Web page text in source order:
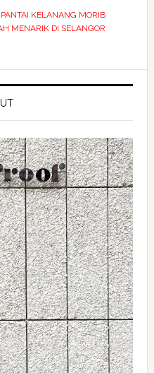
PANTAI KELANANG MORIB
MENARIK DI SELANGOR